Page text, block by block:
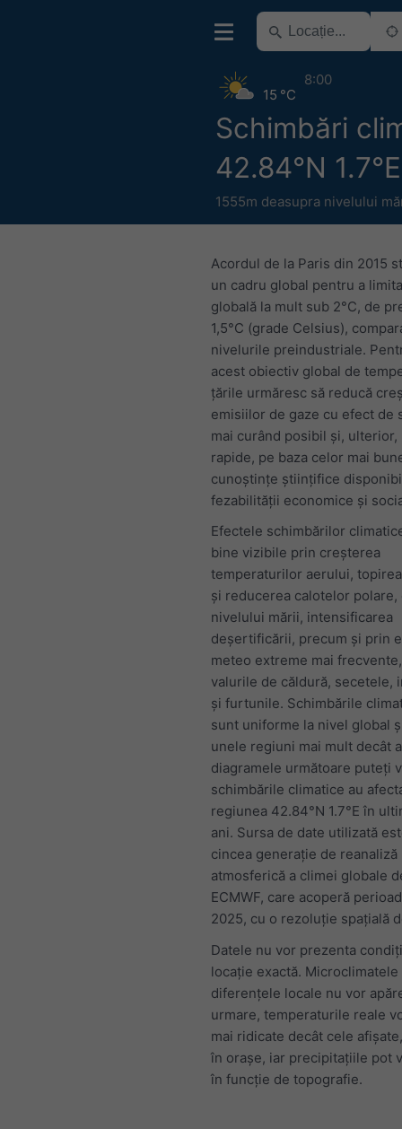
Schimbări
42.84°N 1.7°E
1555m deasupra nivelului
15 °C
8:00
Acordul de la Paris din 2015
un cadru global pentru a
globală la mult sub 2°C, de
1,5°C (grade Celsius),
nivelurile preindustriale.
acest obiectiv global de
țările urmăresc să reducă
emisiilor de gaze cu efect de
mai curând posibil și,
rapide, pe baza celor mai
cunoștințe științifice
fezabilității economice și
Efectele schimbărilor
bine vizibile prin creșterea
temperaturilor aerului,
și reducerea calotelor
nivelului mării, intensificarea
deșertificării, precum și prin
meteo extreme mai
valurile de căldură, secetele,
și furtunile. Schimbările
sunt uniforme la nivel global
unele regiuni mai mult decât
diagramele următoare puteți
schimbările climatice au
regiunea 42.84°N 1.7°E în
ani. Sursa de date utilizată
cincea generație de reanaliză
atmosferică a climei globale
ECMWF, care acoperă
2025, cu o rezoluție spațială
Datele nu vor prezenta
locație exactă. Microclimatele
diferențele locale nu vor
urmare, temperaturile reale
mai ridicate decât cele
în orașe, iar precipitațiile pot
în funcție de topografie.